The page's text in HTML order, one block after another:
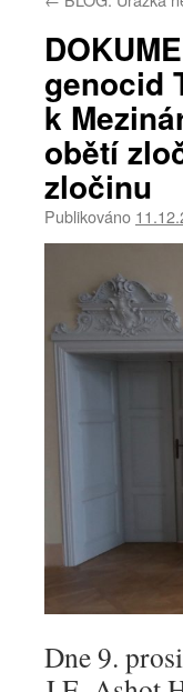
genocid
k
obětí
zločinu
Publikováno
Dne 9.